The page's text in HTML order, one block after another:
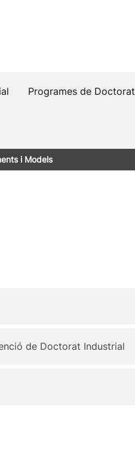
Programes de Doctorat
i Models
de Doctorat Industrial